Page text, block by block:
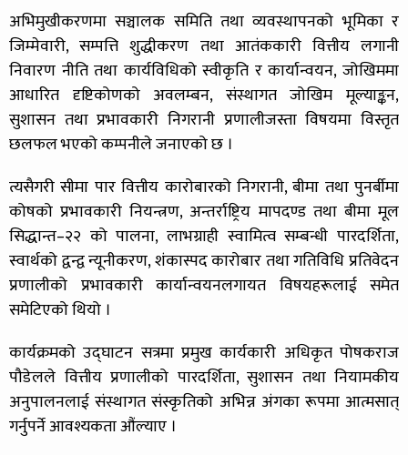
अभिमुखीकरणमा सञ्चालक समिति तथा व्यवस्थापनको भूमिका र
जिम्मेवारी, सम्पत्ति शुद्धीकरण तथा आतंककारी वित्तीय लगानी
निवारण नीति तथा कार्यविधिको स्वीकृति र कार्यान्वयन, जोखिममा
आधारित दृष्टिकोणको अवलम्बन, संस्थागत जोखिम मूल्याङ्कन,
सुशासन तथा प्रभावकारी निगरानी प्रणालीजस्ता विषयमा विस्तृत
छलफल भएको कम्पनीले जनाएको छ ।
त्यसैगरी सीमा पार वित्तीय कारोबारको निगरानी, बीमा तथा पुनर्बीमा
कोषको प्रभावकारी नियन्त्रण, अन्तर्राष्ट्रिय मापदण्ड तथा बीमा मूल
सिद्धान्त–२२ को पालना, लाभग्राही स्वामित्व सम्बन्धी पारदर्शिता,
स्वार्थको द्वन्द्व न्यूनीकरण, शंकास्पद कारोबार तथा गतिविधि प्रतिवेदन
प्रणालीको प्रभावकारी कार्यान्वयनलगायत विषयहरूलाई समेत
समेटिएको थियो ।
कार्यक्रमको उद्घाटन सत्रमा प्रमुख कार्यकारी अधिकृत पोषकराज
पौडेलले वित्तीय प्रणालीको पारदर्शिता, सुशासन तथा नियामकीय
अनुपालनलाई संस्थागत संस्कृतिको अभिन्न अंगका रूपमा आत्मसात्
गर्नुपर्ने आवश्यकता औंल्याए ।